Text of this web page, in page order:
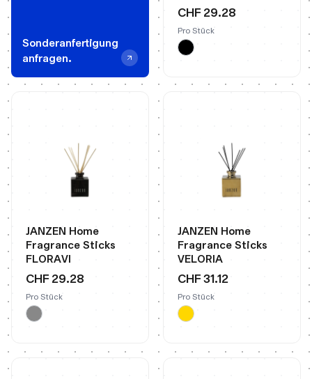
Sonderanfertigung
anfragen.
CHF 29.28
Pro Stück
JANZEN Home
Fragrance Sticks
FLORAVI
CHF 29.28
Pro Stück
JANZEN Home
Fragrance Sticks
VELORIA
CHF 31.12
Pro Stück